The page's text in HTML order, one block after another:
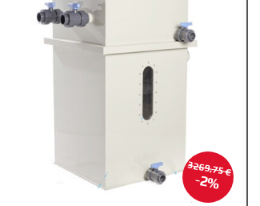
3269,75 €
2%